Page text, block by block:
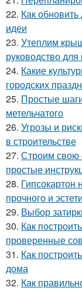
22. Как
идеи
23. Утеплим
руководство
24. Какие
городских
25. Простые
метельчатого
26. Угрозы и
в строительстве
27. Строим свою
простые
28. Гипсокартон
прочного и
29. Выбор
30. Как
проверенные
31. Как
дома
32. Как